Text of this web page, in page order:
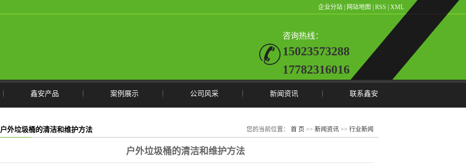
企业分站 网站地图 RSS XML
咨询热线：
15023573288
17782316016
鑫安产品
垃圾分类
案例展示 公司风采 新闻资讯
行业新闻
联系鑫安
户外垃圾桶的清洁和维护方法 您的当前位置： 首 页 >> 新闻资讯 >> 行业新闻
户外垃圾桶的清洁和维护方法